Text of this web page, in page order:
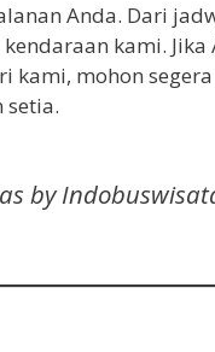
Anda. Dari
kami.
kami, mohon
by